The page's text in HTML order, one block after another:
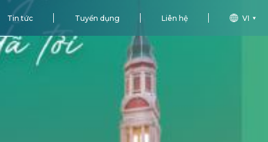
Tin tức Tuyển dụng Liên hệ VI